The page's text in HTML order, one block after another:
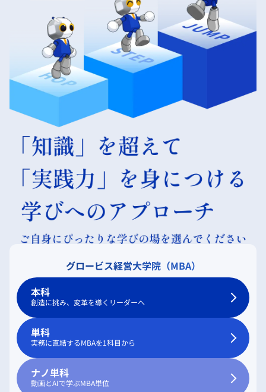
グロービス経営大学院（MBA）
本科
創造に挑み、変革を導くリーダーへ
単科
実務に直結するMBAを1科目から
ナノ単科
動画とAIで学ぶMBA単位